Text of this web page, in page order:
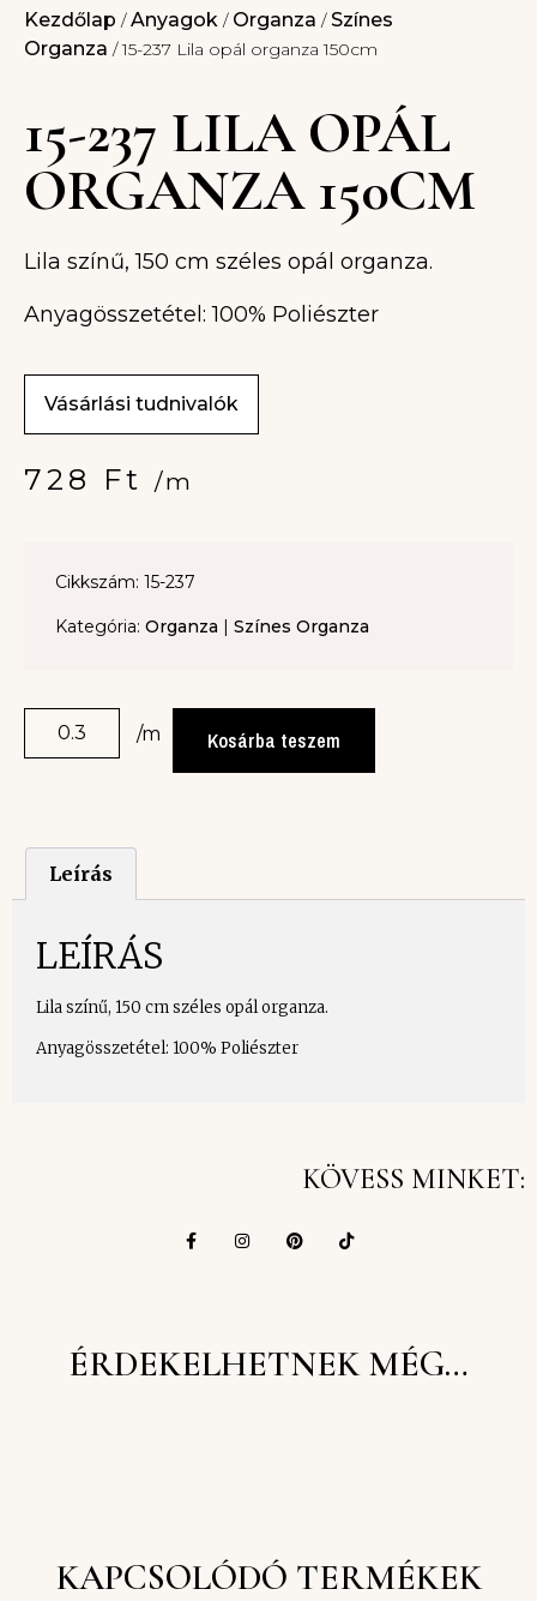
Kezdőlap /Anyagok / Organza /Színes
Organza / 15-237 Lila opál organza 150cm
15-237 LILA OPÁL
ORGANZA 150CM
Lila színű, 150 cm széles opál organza.
Anyagösszetétel: 100% Poliészter
Vásárlási tudnivalók
728 Ft /m
Cikkszám: 15-237
Kategória: Organza | Színes Organza
/m Kosárba teszem
Leírás
LEÍRÁS
Lila színű, 150 cm széles opál organza.
Anyagösszetétel: 100% Poliészter
KÖVESS MINKET:
ÉRDEKELHETNEK MÉG…
KAPCSOLÓDÓ TERMÉKEK